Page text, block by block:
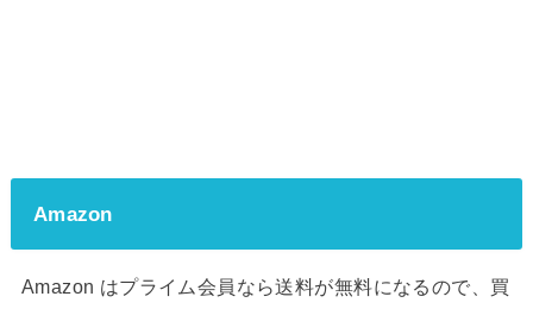
Amazon
Amazon はプライム会員なら送料が無料になるので、買